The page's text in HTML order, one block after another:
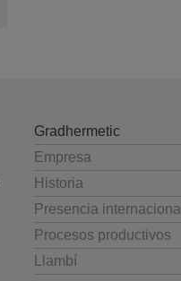
Gradhermetic
Empresa
Historia
Presencia internacional
Procesos productivos
Llambí